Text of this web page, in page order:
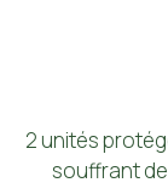
2 unités
souffrant de